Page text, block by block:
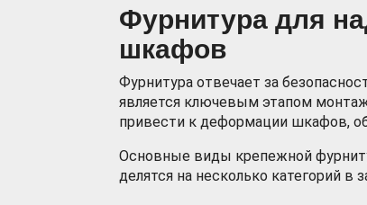
Фурнитура для
шкафов
Фурнитура отвечает за
является ключевым этапом
привести к деформации шкафов,
Основные виды крепежной
делятся на несколько категорий в